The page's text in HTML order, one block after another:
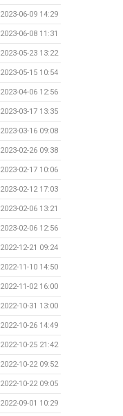
2023-06-09 14:29
2023-06-08 11:31
2023-05-23 13:22
2023-05-15 10:54
2023-04-06 12:56
2023-03-17 13:35
2023-03-16 09:08
2023-02-26 09:38
2023-02-17 10:06
2023-02-12 17:03
2023-02-06 13:21
2023-02-06 12:56
2022-12-21 09:24
2022-11-10 14:50
2022-11-02 16:00
2022-10-31 13:00
2022-10-26 14:49
2022-10-25 21:42
2022-10-22 09:52
2022-10-22 09:05
2022-09-01 10:29